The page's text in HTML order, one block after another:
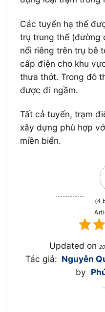
Các tuyến hạ thế
trụ trung thế (đường
nổi riêng trên trụ bê
cấp điện cho khu
thưa thớt. Trong đô
được đi ngầm.
Tất cả tuyến, trạm
xây dựng phù hợp
miền biển.
(4
Updated on
Tác giả: Nguyễn
by